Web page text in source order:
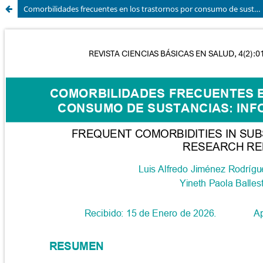
Comorbilidades frecuentes en los trastornos por consumo de sustancias: informe de investigación